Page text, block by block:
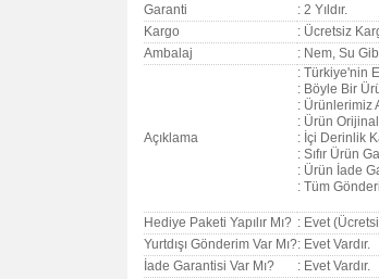
Garanti
: 2 Yıldır.
Kargo
: Ücretsiz
Ambalaj
: Nem, Su
Açıklama
: Türkiye'nin
: Böyle Bir
: Ürünlerimiz
: Ürün
: İçi Derinlik
: Sıfır Ürün
: Ürün İade
: Tüm
Hediye Paketi Yapılır Mı? : Evet
Yurtdışı Gönderim Var Mı?: Evet Vardır.
İade Garantisi Var Mı?
: Evet Vardır.